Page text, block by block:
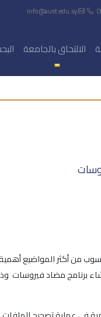
الالتحاق بالجامعة
من أكثر المواضيع